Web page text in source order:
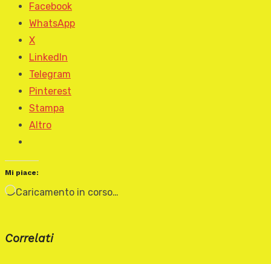
Facebook
WhatsApp
X
LinkedIn
Telegram
Pinterest
Stampa
Altro
Mi piace:
Caricamento in corso…
Correlati